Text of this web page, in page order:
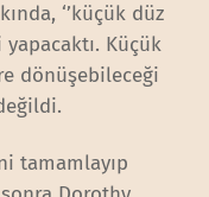
‘’küçük düz
Küçük
dönüşebileceği
tamamlayıp